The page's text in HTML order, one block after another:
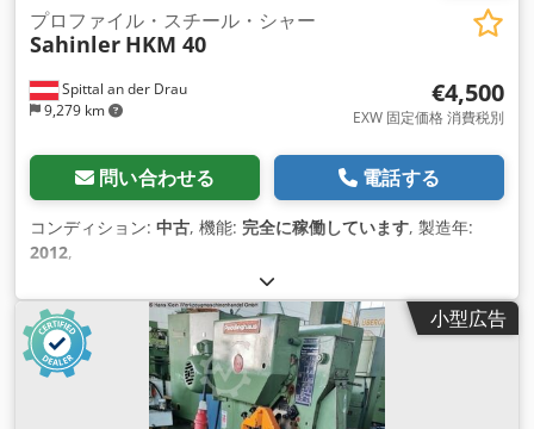
Spittal an der Drau
9,279 km
プロファイル・スチール・シャー
Sahinler HKM 40
€4,500
EXW 固定価格 消費税別
問い合わせる 電話する
コンディション: 中古, 機能: 完全に稼働しています, 製造年:
2012,
小型広告